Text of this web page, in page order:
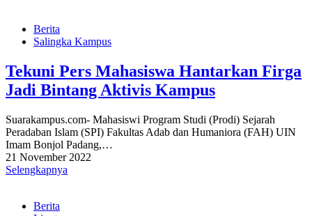
Berita
Salingka Kampus
Tekuni Pers Mahasiswa Hantarkan Firga
Jadi Bintang Aktivis Kampus
Suarakampus.com- Mahasiswi Program Studi (Prodi) Sejarah
Peradaban Islam (SPI) Fakultas Adab dan Humaniora (FAH) UIN
Imam Bonjol Padang,…
21 November 2022
Selengkapnya
Berita